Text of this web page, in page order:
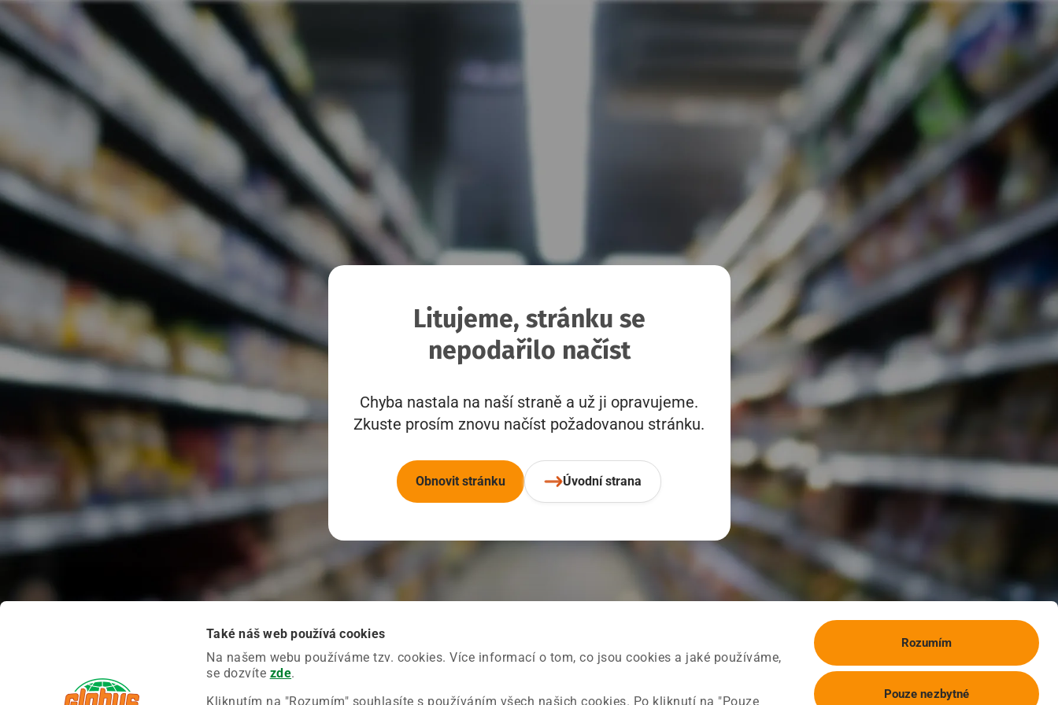
Také náš web používá cookies
Na našem webu používáme tzv. cookies. Více informací o tom, co jsou cookies a jaké používáme,
se dozvíte zde.
Kliknutím na "Rozumím" souhlasíte s používáním všech našich cookies. Po kliknutí na "Pouze
Rozumím
Pouze nezbytné
Litujeme, stránku se
nepodařilo načíst
Chyba nastala na naší straně a už ji opravujeme.
Zkuste prosím znovu načíst požadovanou stránku.
Obnovit stránku Úvodní strana